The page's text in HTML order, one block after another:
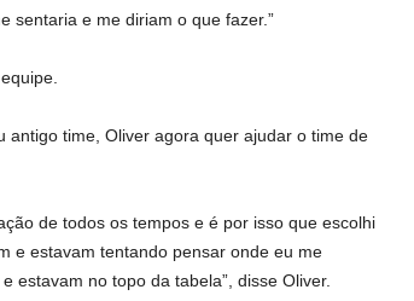
sentaria e me diriam o que fazer.”
time, Oliver agora quer ajudar o time de
de todos os tempos e é por isso que escolhi
e estavam tentando pensar onde eu me
estavam no topo da tabela”, disse Oliver.